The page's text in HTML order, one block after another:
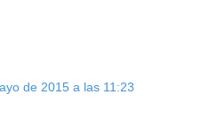
de 2015 a las 11:23